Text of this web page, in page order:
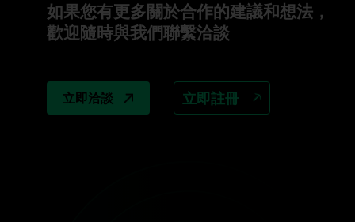
如果您有更多關於合作的建議和想法，
歡迎隨時與我們聯繫洽談
立即洽談 立即註冊